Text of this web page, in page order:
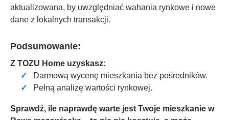
aktualizowana, by uwzględniać wahania rynkowe i nowe
dane z lokalnych transakcji.
Podsumowanie:
Z TOZU Home uzyskasz:
Darmową wycenę mieszkania bez pośredników.
Pełną analizę wartości rynkowej.
Sprawdź, ile naprawdę warte jest Twoje mieszkanie w